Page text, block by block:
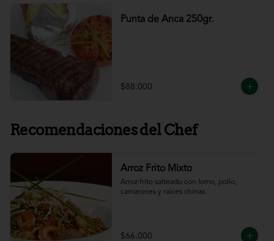
Punta de Anca 250gr.
$88.000
Recomendaciones del Chef
Arroz Frito Mixto
Arroz frito salteado con lomo, pollo,
camarones y raíces chinas.
$66.000